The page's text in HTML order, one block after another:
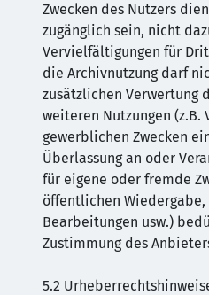
Zwecken des Nutzers
zugänglich sein, nicht
Vervielfältigungen für
die Archivnutzung darf
zusätzlichen Verwertung
weiteren Nutzungen (z.B.
gewerblichen Zwecken
Überlassung an oder
für eigene oder fremde
öffentlichen Wiedergabe,
Bearbeitungen usw.)
Zustimmung des
5.2